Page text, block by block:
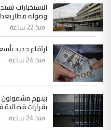
الاستخبارات
وصوله مطار
منذ 22 ساعة
ارتفاع جديد
منذ 24 ساعة
بقرارات قضائية
منذ 24 ساعة